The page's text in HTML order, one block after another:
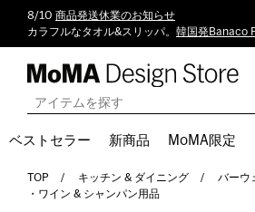
8/10 商品発送休業のお知らせ
カラフルなタオル&スリッパ。 韓国発Banaco
ベストセラー 新商品 MoMA限定
TOP キッチン & ダイニング
バーウ
・ワイン & シャンパン用品